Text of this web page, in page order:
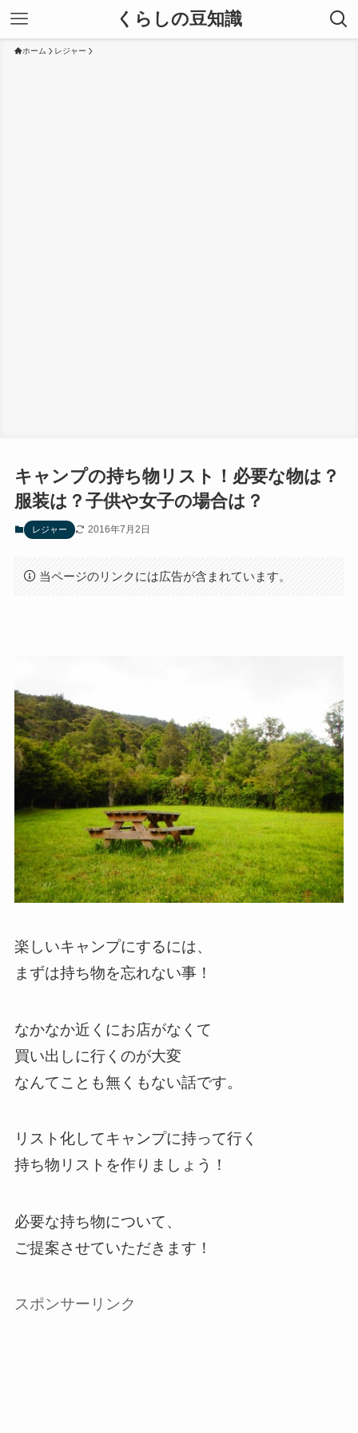
くらしの豆知識
ホーム レジャー
キャンプの持ち物リスト！必要な物は？
服装は？子供や女子の場合は？
レジャー 2016年7月2日
当ページのリンクには広告が含まれています。
楽しいキャンプにするには、
まずは持ち物を忘れない事！
なかなか近くにお店がなくて
買い出しに行くのが大変
なんてことも無くもない話です。
リスト化してキャンプに持って行く
持ち物リストを作りましょう！
必要な持ち物について、
ご提案させていただきます！
スポンサーリンク